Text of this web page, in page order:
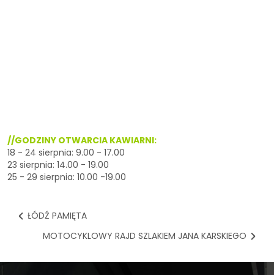
//GODZINY OTWARCIA KAWIARNI:
18 - 24 sierpnia: 9.00 - 17.00
23 sierpnia: 14.00 - 19.00
25 - 29 sierpnia: 10.00 -19.00
ŁÓDŹ PAMIĘTA
MOTOCYKLOWY RAJD SZLAKIEM JANA KARSKIEGO